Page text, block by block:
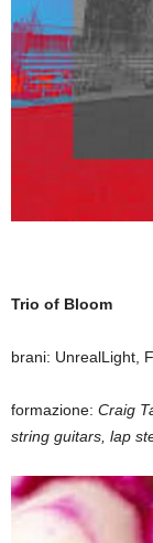
Trio of Bloom
brani: UnrealLight,
formazione: Craig
string guitars, lap